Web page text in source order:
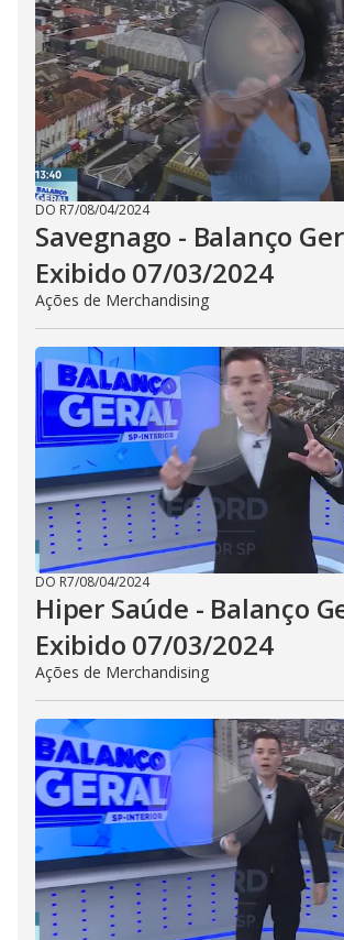
DO R7/08/04/2024
Savegnago - Balanço
Exibido 07/03/2024
Ações de Merchandising
DO R7/08/04/2024
Hiper Saúde - Balanço
Exibido 07/03/2024
Ações de Merchandising